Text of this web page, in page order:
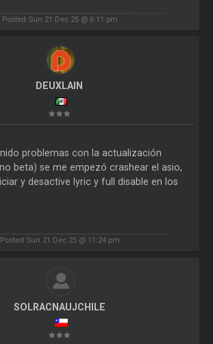
Posted Sun 21 Dec 25 @ 6:11 pm
DEUXLAIN
problemas con la actualización
beta) se me empezó crashear el asio,
y desactive lyric y full disable en los
Posted Sun 21 Dec 25 @ 11:24 pm
SOLRACNAUJCHILE